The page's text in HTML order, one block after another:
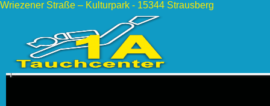
Wriezener Straße – Kulturpark - 15344 Strausberg